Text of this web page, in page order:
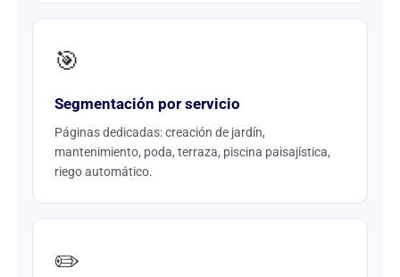
🎯
Segmentación por servicio
Páginas dedicadas: creación de jardín,
mantenimiento, poda, terraza, piscina paisajística,
riego automático.
✏️